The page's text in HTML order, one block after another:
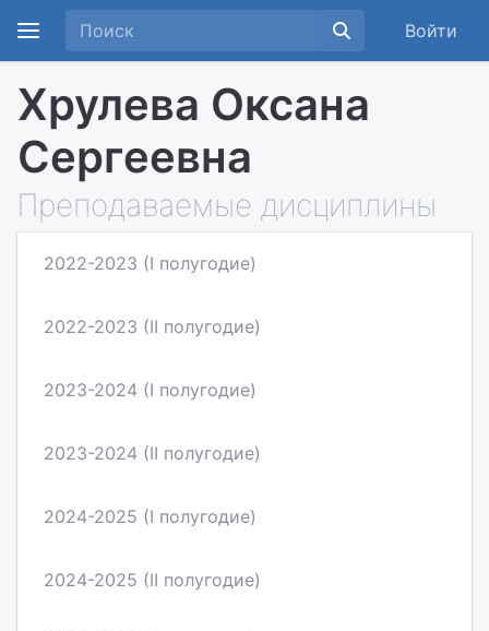
Войти
Хрулева Оксана
Сергеевна
Преподаваемые дисциплины
2022-2023 (I полугодие)
2022-2023 (II полугодие)
2023-2024 (I полугодие)
2023-2024 (II полугодие)
2024-2025 (I полугодие)
2024-2025 (II полугодие)